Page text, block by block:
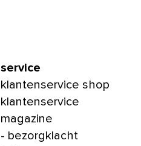
service
klantenservice shop
klantenservice
magazine
- bezorgklacht